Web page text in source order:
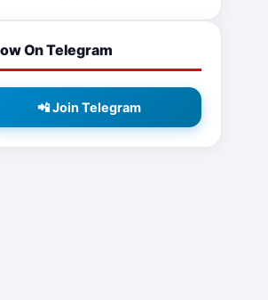
On Telegram
📲 Join Telegram